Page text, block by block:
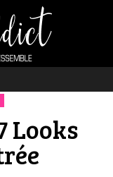
Looks